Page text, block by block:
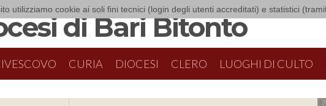
utilizziamo cookie ai soli fini tecnici (login degli utenti accreditati) e statistici
di Bari Bitonto
CURIA DIOCESI CLERO LUOGHI DI CULTO